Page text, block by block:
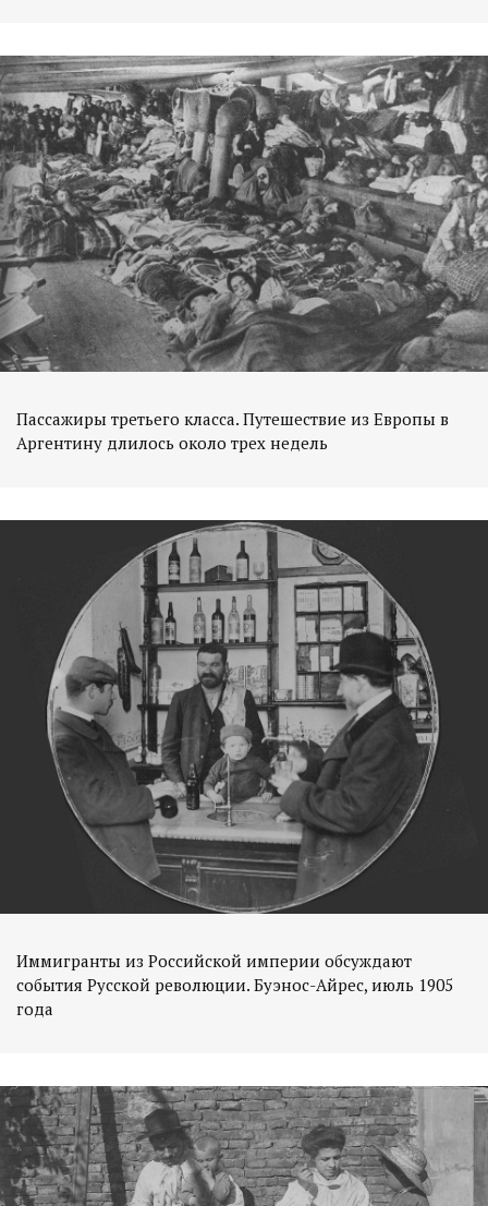
Пассажиры третьего класса. Путешествие из Европы в
Аргентину длилось около трех недель
Иммигранты из Российской империи обсуждают
события Русской революции. Буэнос-Айрес, июль 1905
года